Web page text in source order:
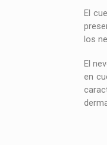
El
los
El
en